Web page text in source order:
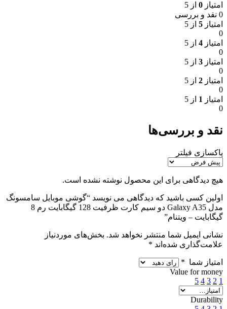
امتیاز 0 از 5
0 نقد و بررسی
امتیاز 5 از 5
0
امتیاز 4 از 5
0
امتیاز 3 از 5
0
امتیاز 2 از 5
0
امتیاز 1 از 5
0
نقد و بررسی‌ها
پاکسازی فیلتر
هیچ دیدگاهی برای این محصول نوشته نشده است.
اولین کسی باشید که دیدگاهی می نویسد “گوشی موبایل سامسونگ
مدل Galaxy A35 دو سیم کارت ظرفیت 128 گیگابایت رم 8
گیگابایت – ویتنام”
نشانی ایمیل شما منتشر نخواهد شد. بخش‌های موردنیاز
علامت‌گذاری شده‌اند *
امتیاز شما *
Value for money
1
2
3
4
5
Durability